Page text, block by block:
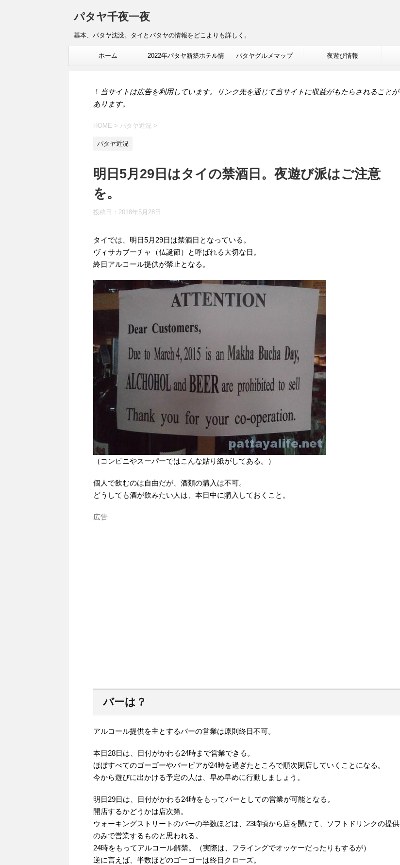
パタヤ千夜一夜
基本、パタヤ沈没。タイとパタヤの情報をどこよりも詳しく。
ホーム 2022年パタヤ新築ホテル情 パタヤグルメマップ 夜遊び情報
！ 当サイトは広告を利用しています。リンク先を通じて当サイトに収益がもたらされることが
あります。
HOME > パタヤ近況 >
パタヤ近況
明日5月29日はタイの禁酒日。夜遊び派はご注意
を。
投稿日： 2018年5月28日
タイでは、明日5月29日は禁酒日となっている。
ヴィサカブーチャ（仏誕節）と呼ばれる大切な日。
終日アルコール提供が禁止となる。
（コンビニやスーパーではこんな貼り紙がしてある。）
個人で飲むのは自由だが、酒類の購入は不可。
どうしても酒が飲みたい人は、本日中に購入しておくこと。
広告
バーは？
アルコール提供を主とするバーの営業は原則終日不可。
本日28日は、日付がかわる24時まで営業できる。
ほぼすべてのゴーゴーやバービアが24時を過ぎたところで順次閉店していくことになる。
今から遊びに出かける予定の人は、早め早めに行動しましょう。
明日29日は、日付がかわる24時をもってバーとしての営業が可能となる。
開店するかどうかは店次第。
ウォーキングストリートのバーの半数ほどは、23時頃から店を開けて、ソフトドリンクの提供
のみで営業するものと思われる。
24時をもってアルコール解禁。（実際は、フライングでオッケーだったりもするが）
逆に言えば、半数ほどのゴーゴーは終日クローズ。